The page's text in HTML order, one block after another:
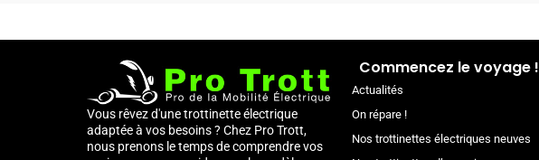
Vous rêvez d'une trottinette électrique
adaptée à vos besoins ? Chez Pro Trott,
nous prenons le temps de comprendre vos
Commencez le voyage !
Actualités
On répare !
Nos trottinettes électriques neuves